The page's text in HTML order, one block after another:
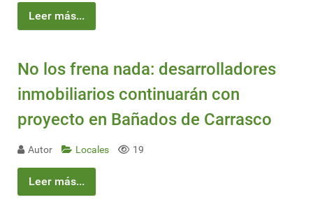
Leer más...
No los frena nada: desarrolladores
inmobiliarios continuarán con
proyecto en Bañados de Carrasco
Autor Locales 19
Leer más...